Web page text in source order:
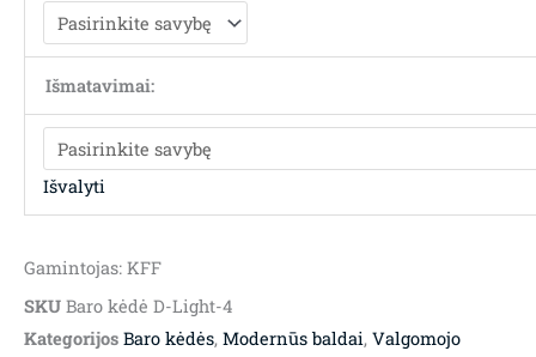
Išmatavimai:
Išvalyti
Gamintojas: KFF
SKU Baro kėdė D-Light-4
Kategorijos Baro kėdės, Modernūs baldai, Valgomojo